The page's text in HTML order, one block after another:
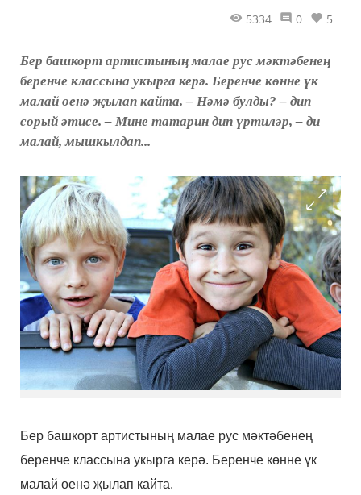
5334 0 5
Бер башкорт артистының малае рус мәктәбенең
беренче классына укырга керә. Беренче көнне үк
малай өенә җылап кайта. – Нәмә булды? – дип
сорый әтисе. – Мине татарин дип үртиләр, – ди
малай, мышкылдап...
Бер башкорт артистының малае рус мәктәбенең
беренче классына укырга керә. Беренче көнне үк
малай өенә җылап кайта.